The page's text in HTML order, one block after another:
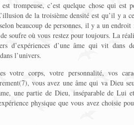
trompeuse, c’est quelque chose qui est
de la troisième densité est qu’il y a
beaucoup de personnes, il y a un
soufre où vous restez pour toujours. La
d’expériences d’une âme qui vit dans
l’univers.
votre corps, votre personnalité, vos
vous avez une âme qui va Dieu
une partie de Dieu, inséparable de Lui
physique que vous avez choisie